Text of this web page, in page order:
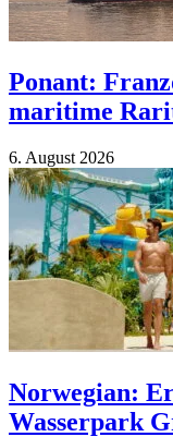
Ponant:
maritime
6. Au­gust 2026
Norwegian:
Wasserpark